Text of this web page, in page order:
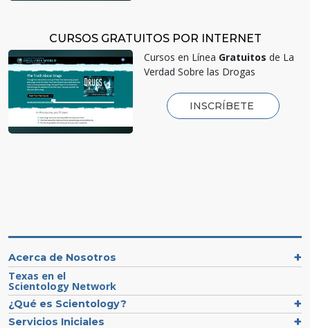
CURSOS GRATUITOS POR INTERNET
Cursos en Línea Gratuitos de La
Verdad Sobre las Drogas
INSCRÍBETE
Acerca de Nosotros
Texas en el
Scientology Network
¿Qué es Scientology?
Servicios Iniciales